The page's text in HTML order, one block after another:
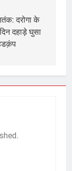
दरोगा के
दहाड़े घुसा